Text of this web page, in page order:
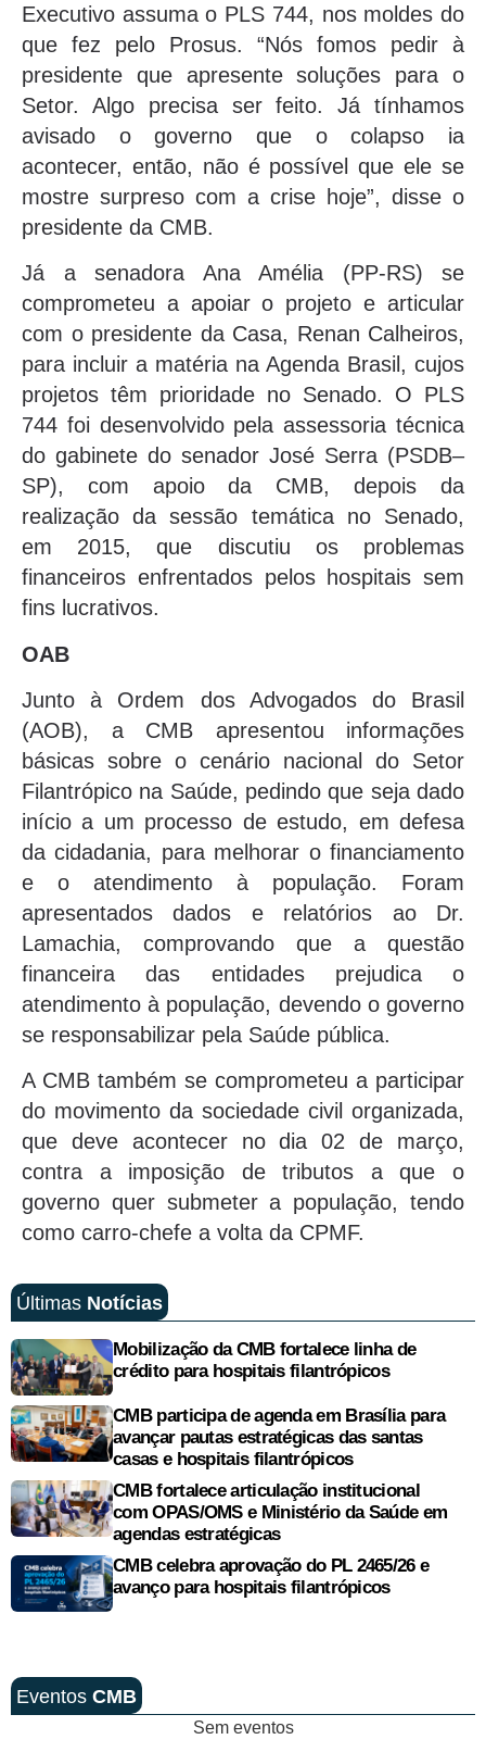
Executivo assuma o PLS 744, nos moldes do
que fez pelo Prosus. “Nós fomos pedir à
presidente que apresente soluções para o
Setor. Algo precisa ser feito. Já tínhamos
avisado o governo que o colapso ia
acontecer, então, não é possível que ele se
mostre surpreso com a crise hoje”, disse o
presidente da CMB.
Já a senadora Ana Amélia (PP-RS) se
comprometeu a apoiar o projeto e articular
com o presidente da Casa, Renan Calheiros,
para incluir a matéria na Agenda Brasil, cujos
projetos têm prioridade no Senado. O PLS
744 foi desenvolvido pela assessoria técnica
do gabinete do senador José Serra (PSDB–
SP), com apoio da CMB, depois da
realização da sessão temática no Senado,
em 2015, que discutiu os problemas
financeiros enfrentados pelos hospitais sem
fins lucrativos.
OAB
Junto à Ordem dos Advogados do Brasil
(AOB), a CMB apresentou informações
básicas sobre o cenário nacional do Setor
Filantrópico na Saúde, pedindo que seja dado
início a um processo de estudo, em defesa
da cidadania, para melhorar o financiamento
e o atendimento à população. Foram
apresentados dados e relatórios ao Dr.
Lamachia, comprovando que a questão
financeira das entidades prejudica o
atendimento à população, devendo o governo
se responsabilizar pela Saúde pública.
A CMB também se comprometeu a participar
do movimento da sociedade civil organizada,
que deve acontecer no dia 02 de março,
contra a imposição de tributos a que o
governo quer submeter a população, tendo
como carro-chefe a volta da CPMF.
Últimas Notícias
Mobilização da CMB fortalece linha de
crédito para hospitais filantrópicos
CMB participa de agenda em Brasília para
avançar pautas estratégicas das santas
casas e hospitais filantrópicos
CMB fortalece articulação institucional
com OPAS/OMS e Ministério da Saúde em
agendas estratégicas
CMB celebra aprovação do PL 2465/26 e
avanço para hospitais filantrópicos
Eventos CMB
Sem eventos